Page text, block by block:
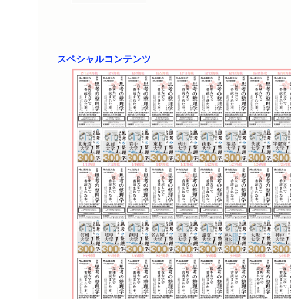
首位に返り咲き」
WEB 2025/12/15リアルサウンド ブック
WEB 2025/12/11ビルボードジャパンで紹
WEB 2025/12/10毎日新聞webで紹介さ
TV 2025/11/23NHK「おはよう日本」で
新聞 2025/11/08日本経済新聞「活字の海
新聞 2025/10/18東京新聞で紹介されま
スペシャルコンテンツ